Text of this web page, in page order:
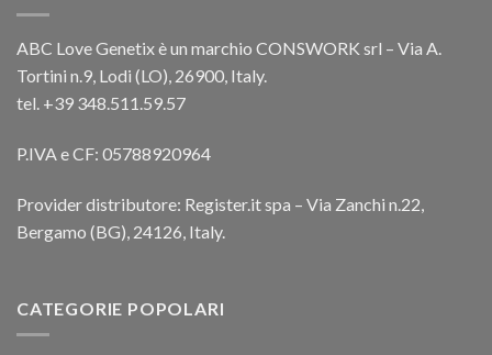
ABC Love Genetix è un marchio CONSWORK srl – Via A.
Tortini n.9, Lodi (LO), 26900, Italy.
tel. +39 348.511.59.57
P.IVA e CF: 05788920964
Provider distributore: Register.it spa – Via Zanchi n.22,
Bergamo (BG), 24126, Italy.
CATEGORIE POPOLARI